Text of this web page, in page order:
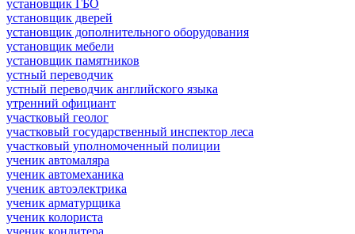
установщик ГБО
установщик дверей
установщик дополнительного оборудования
установщик мебели
установщик памятников
устный переводчик
устный переводчик английского языка
утренний официант
участковый геолог
участковый государственный инспектор леса
участковый уполномоченный полиции
ученик автомаляра
ученик автомеханика
ученик автоэлектрика
ученик арматурщика
ученик колориста
ученик кондитера